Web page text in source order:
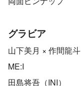
グラビア
山下美月 × 作間龍斗
ME:I
田島将吾（INI）